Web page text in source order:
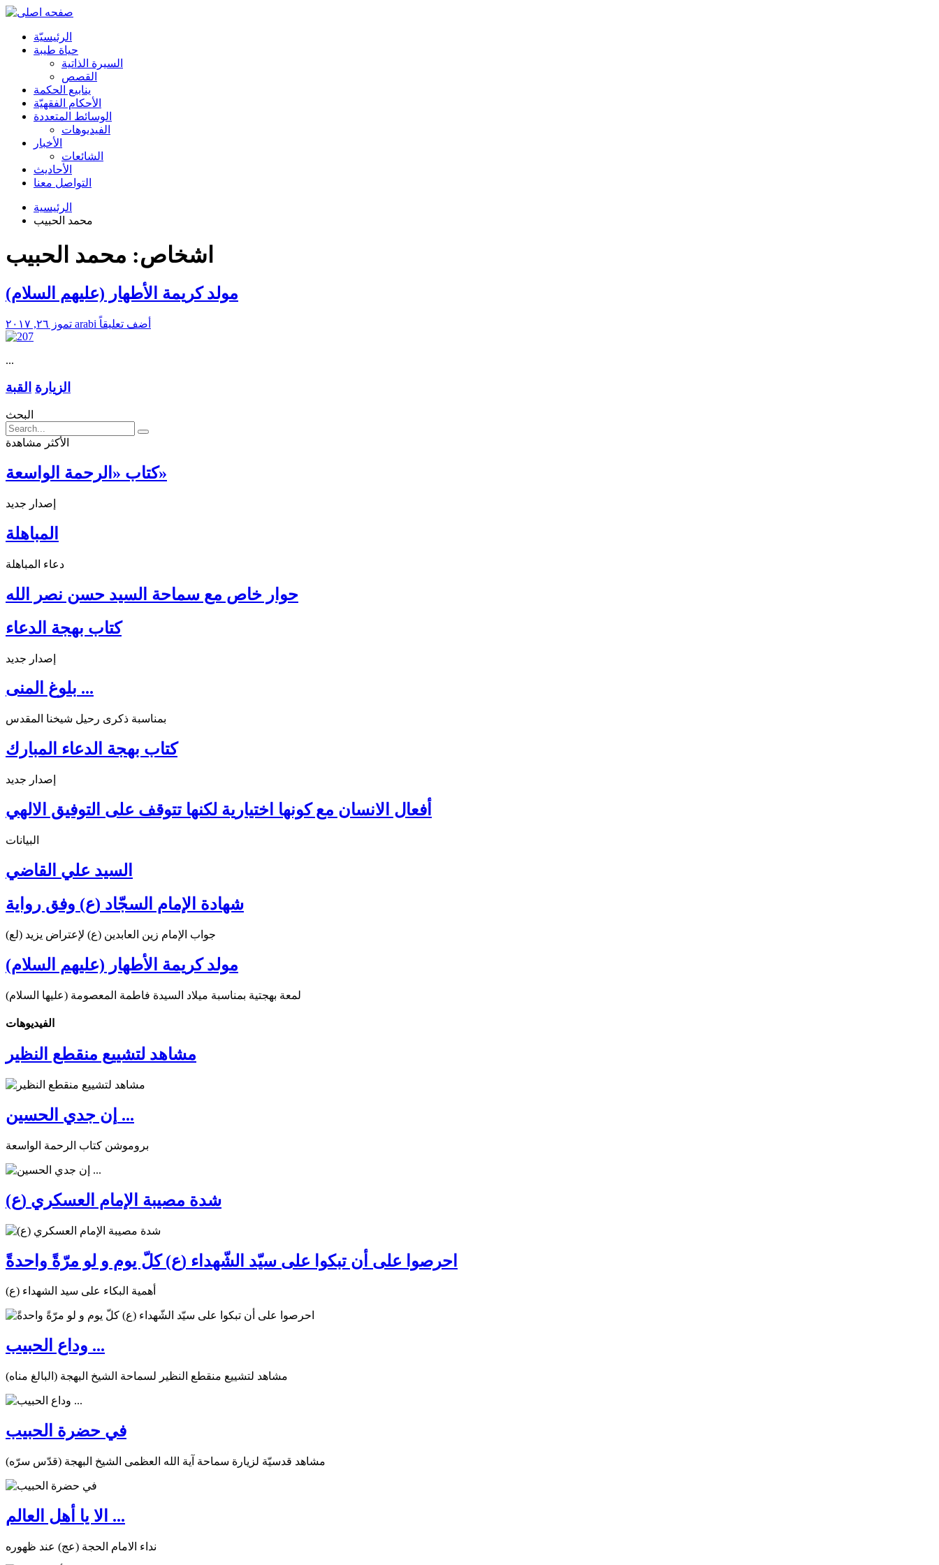
الرئیسیّة
حياة طيبة
السيرة الذاتية
القصص
ينابيع الحكمة
الأحکام الفقهیّة
الوسائط المتعددة
الفیدیوهات
الأخبار
الشائعات
الأحادیث
التواصل معنا
الرئيسية
محمد الحبيب
اشخاص: محمد الحبيب
مولد كريمة الأطهار (عليهم السلام)
arabi أضف تعليقاً
...
الزيارة القبة
البحث
الأكثر مشاهدة
كتاب «الرحمة الواسعة»
إصدار جديد
المباهلة
دعاء المباهلة
حوار خاص مع سماحة السيد حسن نصر الله
كتاب بهجة الدعاء
إصدار جديد
بلوغ المنى ...
بمناسبة ذكرى رحيل شيخنا المقدس
كتاب بهجة الدعاء المبارك
إصدار جديد
أفعال الانسان مع كونها اختيارية لكنها تتوقف على التوفيق الالهي
البيانات
السيد علي القاضي
شهادة الإمام السجّاد (ع) وفق رواية
جواب الإمام زين العابدين (ع) لإعتراض يزيد (لع)
مولد كريمة الأطهار (عليهم السلام)
لمعة بهجتية بمناسبة ميلاد السيدة فاطمة المعصومة (عليها السلام)
الفیدیوهات
مشاهد لتشييع منقطع النظير
إن جدي الحسين ...
بروموشن كتاب الرحمة الواسعة
شدة مصيبة الإمام العسكري (ع)
احرصوا على أن تبكوا على سيّد الشّهداء (ع) كلّ يوم و لو مرّةً واحدةً
أهمية البكاء على سيد الشهداء (ع)
وداع الحبيب ...
مشاهد لتشييع منقطع النظير لسماحة الشيخ البهجة (البالغ مناه)
في حضرة الحبيب
مشاهد قدسيّة لزيارة سماحة آية الله العظمى الشيخ البهجة (قدّس سرّه)
الا يا أهل العالم ...
نداء الامام الحجة (عج) عند ظهوره